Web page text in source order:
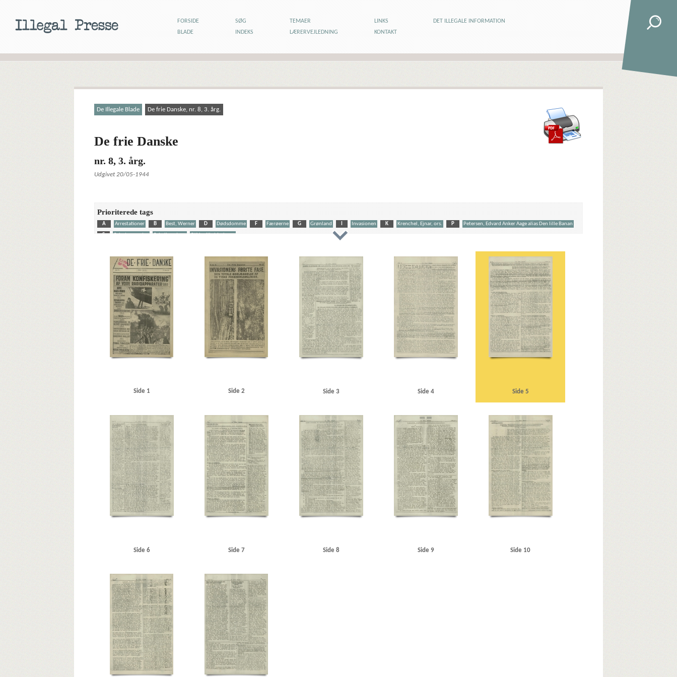
FORSIDE SØG TEMAER LINKS
DET ILLEGALE INFORMATION
BLADE
INDEKS LÆRERVEJLEDNING KONTAKT
De Illegale Blade De frie Danske, nr. 8, 3. årg.
De frie Danske
nr. 8, 3. årg.
Udgivet 20/05-1944
Prioriterede tags
A Arrestationer B Best, Werner D Dødsdomme F Færøerne G Grønland Invasionen K Krenchel, Ejnar, ors. P
Petersen, Edvard Anker Aage alias Den lille Banan
S
Sabotagevagter Schalburgtage Stikkerlikvideringer
Aabenraa Aabenraa politistation Aalborg Aarhus Aarhus Kosmorama Abildgaard Jensen, Nyborg Always Radio Apolloteatret, Kbh. Asiatisk Plads B&W (Burmeister & Wain)
Berthelsen, Poul Emil
Berthelsen, S.E., direktør Berthelsen, vicekonsul, Udenrigsministeriet Best, Werner Binslev, Knud, bankbestyrer Biolzi, Giovani M., Kbh. Bispebjerg Hospital
Blegdamsvej, Kbh.
Blichfeldt Møller, Frits, cand.polit.
Borups Alle, Kbh. Brockenhuus-Schack, Eiler, greve Brøndsted, fru, Hellerup Brøndsted, lektor, Øregaards Gymnasium C
C.F.Tietgen, fartøj
Caspersen, politibetjent
Chantre, Oberregierungsrat Christensen, Aage, Nibe Christiansen, læge, Nyborg Christmas Møller, John, politiker Clausen, antikvarboghandler, Horsens
Clausen, Frits, politiker
Conradsen, A., repræsentant, Kbh.
Crome & Goldschmidt D Daells Varehus Dagmarhus Dahl Jørgensen, politiassistent, Bornholm Dahl, Arthur, vicepolitichef
Dalholm, Roar, Kbh.
Danmarks Frihedsraad
Das Reich, blad De frie Danske de Hemmer Gudme, Steen Den gyldne Stad, film DFDS (Det Forenede Dampskibs-Selskab)
DNSAP (Danmarks Nationalsocialistiske Arbejderparti)
Dyekjær, Jens Chr., fiskeeksportør, Esbjerg
Eisenhower, Dwight D. Elmquist, Asserbo Engell, Jørgen, tandlæge, Horsens F Folkeflokken Fonnesbech Frankrig Fraun, Erhard
Frederiksberg Alle
Frederiksberg Runddel
Freuchen, Peter, forfatter Freuchen, Pipaluk Frikorps Danmark Frimurerlogen, Kbh. Fædrelandet Fælledparken Færøerne
Glavind, C.M., repræsentant, Kbh.
Goebbels, Joseph
Grieg, Nordahl, forfatter Grønland H Hald, overbetjent, Sønderborg Hamborg Hans Broge, fartøj Hansen, Johannes, politiassistent, Bornholm
Hansen, Niels Fr., lrs., Helsingør
Larsen, John, reservepostbud, Kbh. Larsens Plads, Kbh.
Lavendelstræde, Kbh.
Layborn, John, Holte Linde, Harralt, lrs. Helsingør Lohmann, Ernst A. London Lysgaard, Leo, statsmeteorolog M Madsen, Ejner, fhv. skuespiller, Kbh.
Mayfair, cafe, Kbh.
Meyer, trikotagehandler, Nyborg
Mikkelsen, Niels, direktør, restaurant Skandia Møller, Jens, bogholder, Holstebro Møller, Stig, direktør, Kbh. National Kasseapparater, Kbh.
Nationalbanken
Nordborggade, Kbh. Nordkap Nordsøen Nordwerk O Olsen, Jens Orlogsværftet P Parkov, direktør, Helsingør
Pedersen, Erik V., opdagelsesbetjent
Petersen, Edvard Anker Aage alias Den lille Banan
Petersen, Wilfred, politiker Politigaarden, Kbh. Poulsen Jensen, Jes, læge, Horsens Pretorius Møller, Svend Erik, Kbh. R
RAF (Royal Air Force)
Rasmussen, bankdirektør, Varde
Riffelsyndikatet Rigsregistraturen Ringsted Jernbanestation Ringsted Politistation Rud, tandlæge, Esbjerg Rusland Schacht, Jørgen, kontorist
Schalburgkorpset
Schalburgtage
Scharnweber, Nyborg Schelten & Giesecke A/G, Leipzig Skandia, restaurant Skelbækgade, Kbh. Sortedamsdosseringen Sortedamssøen SS
SS-Ersatzkommando Dänemark
Stahlmann, major
Stamm, Ivan, politidirektør Stentoft, Aage, teaterdirektør Stockholm Storbritannien Sundorph, politimester Sundø, E., kornet, Kbh. Sundø, Ole, redaktør
Søborg Mose
Sønderborg
Sønderholm Hede Tandrup, Harald, forfatter Terkelsen, Terkel M. Thomsen, Preben, Kbh. Thomsen, Sigurd, redaktør Thuesen, lrs., Esbjerg
Tiemroth, fru, Kbh.
Tiemroth, oberstløjtnant, Kbh.
Tosca, restaurant, Kbh. Tysk politi Tysklandsarbejdere U Udenrigsministerium, det danske USA W Warburg, Erik, professor
Waschitius, Dr. , tysk censor
Side 1 Side 2 Side 3 Side 4 Side 5
Side 6 Side 7 Side 8 Side 9 Side 10